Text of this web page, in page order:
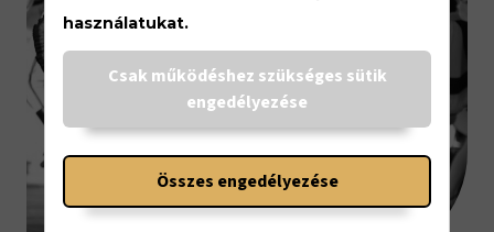
<
AUGUSZTUS
4.
használatukat.
Csak működéshez szükséges sütik
engedélyezése
Összes engedélyezése